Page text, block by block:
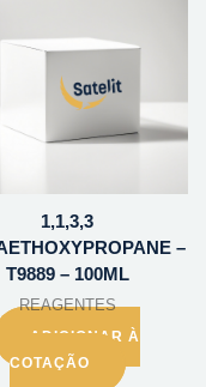
1,1,3,3
–
T9889 – 100ML
REAGENTES
ADICIONAR À
COTAÇÃO